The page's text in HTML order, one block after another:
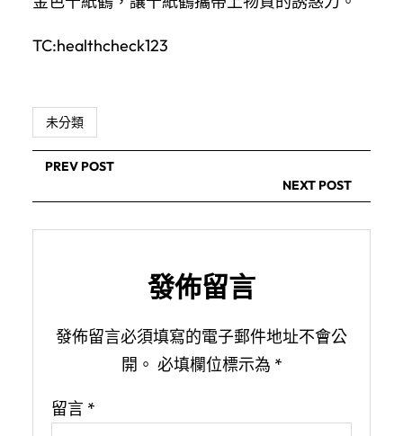
TC:healthcheck123
未分類
PREV POST
NEXT POST
發佈留言
發佈留言必須填寫的電子郵件地址不會公
開。 必填欄位標示為 *
留言 *